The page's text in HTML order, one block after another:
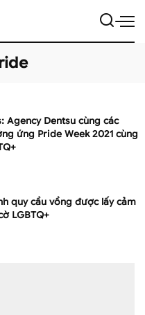
Agency Dentsu cùng các
ứng Pride Week 2021 cùng
quy cầu vồng được lấy cảm
LGBTQ+